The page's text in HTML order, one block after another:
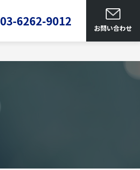
03-6262-9012 お問い合わせ